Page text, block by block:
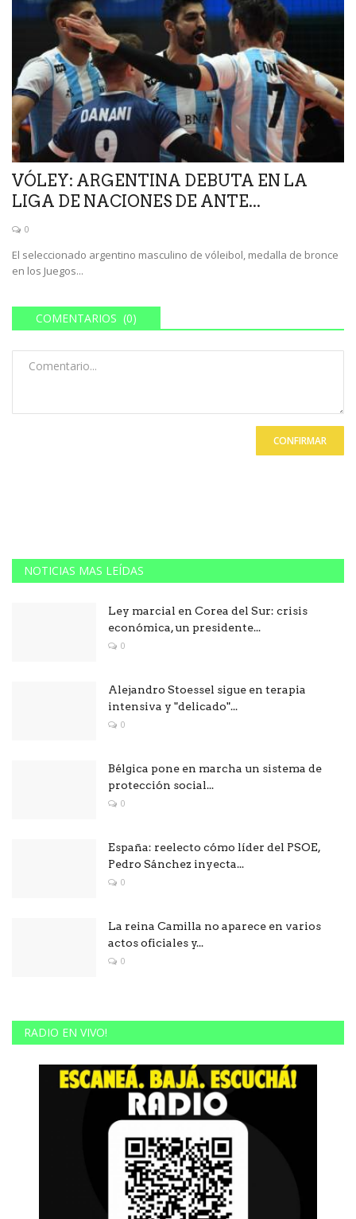
VÓLEY: ARGENTINA DEBUTA EN LA
LIGA DE NACIONES DE ANTE...
0
El seleccionado argentino masculino de vóleibol, medalla de bronce
en los Juegos...
COMENTARIOS (0)
CONFIRMAR
NOTICIAS MAS LEÍDAS
Ley marcial en Corea del Sur: crisis
económica, un presidente...
0
Alejandro Stoessel sigue en terapia
intensiva y "delicado"...
0
Bélgica pone en marcha un sistema de
protección social...
0
España: reelecto cómo líder del PSOE,
Pedro Sánchez inyecta...
0
La reina Camilla no aparece en varios
actos oficiales y...
0
RADIO EN VIVO!